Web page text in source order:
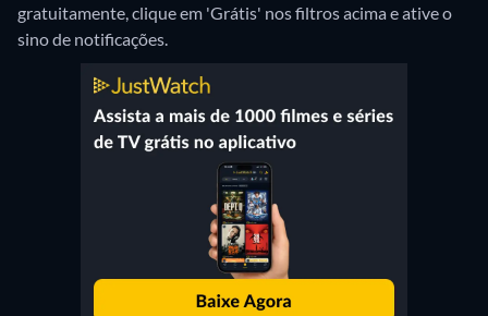
gratuitamente, clique em 'Grátis' nos filtros acima e ative o
sino de notificações.